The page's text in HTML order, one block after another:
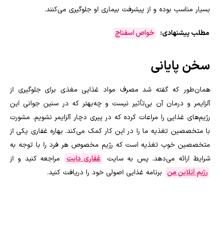
بسیار مناسب بوده و از پیشرفت بیماری او جلوگیری می‌کنند.
مطلب پیشنهادی: خواص اسفناج
سخن پایانی
همان‌طور که گفته شد مصرف مواد غذایی مغذی برای جلوگیری از
آلزایمر و درمان آن بی‌تأثیر نیست و چه‌بهتر که در سنین جوانی این
رژیم‌های غذایی را مراعات کرده که در پیری دچار آلزایمر نشویم. مشورت
با متخصصین تغذیه ما را در این کار کمک می‌کند. بهاره غفاری یکی از
متخصصین خوب تغذیه است که رژیم مخصوص هر فرد را با توجه به
شرایط ارائه می‌دهد. پس به سایت
غفاری دایت
مراجعه کنید و از
رژیم آنلاین من برنامه غذایی اصولی خود را دریافت کنید.